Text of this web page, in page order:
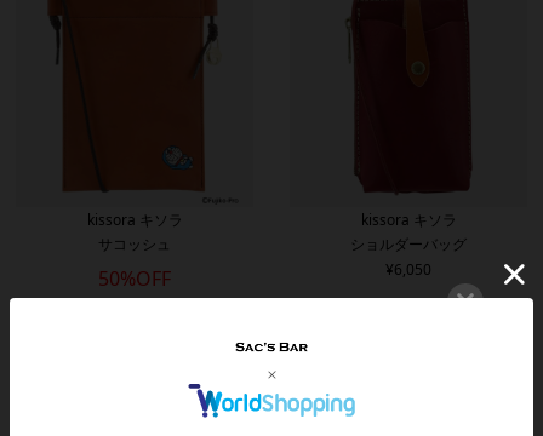
kissora キソラ
サコッシュ
50%OFF
¥8,580
kissora キソラ
ショルダーバッグ
¥6,050